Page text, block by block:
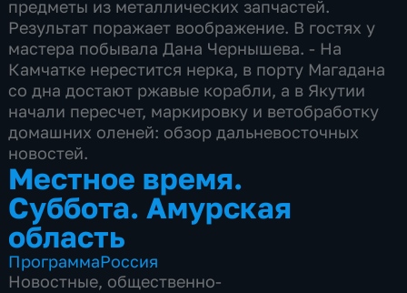
предметы из металлических запчастей.
Результат поражает воображение. В гостях у
мастера побывала Дана Чернышева. - На
Камчатке нерестится нерка, в порту Магадана
со дна достают ржавые корабли, а в Якутии
начали пересчет, маркировку и ветобработку
домашних оленей: обзор дальневосточных
новостей.
Местное время.
Суббота. Амурская
область
ПрограммаРоссия
Новостные, общественно-